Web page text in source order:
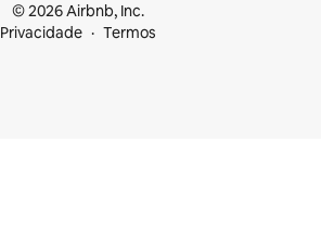
© 2026 Airbnb, Inc.
Privacidade
Termos